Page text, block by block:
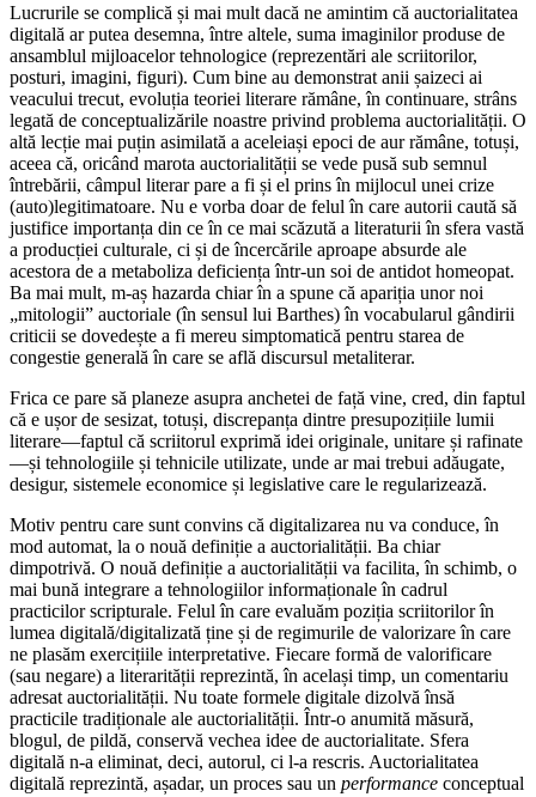
Lucrurile se complică și mai mult dacă ne amintim că auctorialitatea
digitală ar putea desemna, între altele, suma imaginilor produse de
ansamblul mijloacelor tehnologice (reprezentări ale scriitorilor,
posturi, imagini, figuri). Cum bine au demonstrat anii șaizeci ai
veacului trecut, evoluția teoriei literare rămâne, în continuare, strâns
legată de conceptualizările noastre privind problema auctorialității. O
altă lecție mai puțin asimilată a aceleiași epoci de aur rămâne, totuși,
aceea că, oricând marota auctorialității se vede pusă sub semnul
întrebării, câmpul literar pare a fi și el prins în mijlocul unei crize
(auto)legitimatoare. Nu e vorba doar de felul în care autorii caută să
justifice importanța din ce în ce mai scăzută a literaturii în sfera vastă
a producției culturale, ci și de încercările aproape absurde ale
acestora de a metaboliza deficiența într-un soi de antidot homeopat.
Ba mai mult, m-aș hazarda chiar în a spune că apariția unor noi
„mitologii” auctoriale (în sensul lui Barthes) în vocabularul gândirii
criticii se dovedește a fi mereu simptomatică pentru starea de
congestie generală în care se află discursul metaliterar.
Frica ce pare să planeze asupra anchetei de față vine, cred, din faptul
că e ușor de sesizat, totuși, discrepanța dintre presupozițiile lumii
literare—faptul că scriitorul exprimă idei originale, unitare și rafinate
—și tehnologiile și tehnicile utilizate, unde ar mai trebui adăugate,
desigur, sistemele economice și legislative care le regularizează.
Motiv pentru care sunt convins că digitalizarea nu va conduce, în
mod automat, la o nouă definiție a auctorialității. Ba chiar
dimpotrivă. O nouă definiție a auctorialității va facilita, în schimb, o
mai bună integrare a tehnologiilor informaționale în cadrul
practicilor scripturale. Felul în care evaluăm poziția scriitorilor în
lumea digitală/digitalizată ține și de regimurile de valorizare în care
ne plasăm exercițiile interpretative. Fiecare formă de valorificare
(sau negare) a literarității reprezintă, în același timp, un comentariu
adresat auctorialității. Nu toate formele digitale dizolvă însă
practicile tradiționale ale auctorialității. Într-o anumită măsură,
blogul, de pildă, conservă vechea idee de auctorialitate. Sfera
digitală n-a eliminat, deci, autorul, ci l-a rescris. Auctorialitatea
digitală reprezintă, așadar, un proces sau un performance conceptual